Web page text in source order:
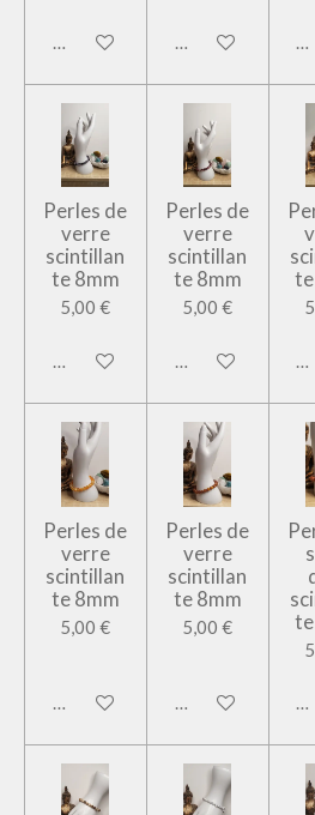
Ajouter au panierAjouter au panier
Perles de
verre
scintillan
te 8mm
5,00 €
Ajouter au panier
Perles de
verre
scintillan
te 8mm
5,00 €
Ajouter au panier
Perles de
verre
scintillan
te 8mm
5,00 €
Ajouter au panier
Perles de
verre
scintillan
te 8mm
5,00 €
Ajouter au panier